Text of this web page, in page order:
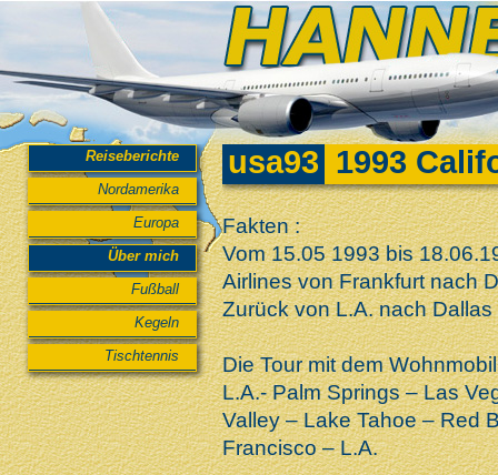
Reiseberichte
Nordamerika
Europa
Über mich
Fußball
Kegeln
Tischtennis
usa93 1993
Fakten :
Vom 15.05 1993 bis
Airlines von Frankfurt nach
Zurück von L.A. nach
Die Tour mit dem
L.A.- Palm Springs – Las
Valley – Lake Tahoe – Red
Francisco – L.A.